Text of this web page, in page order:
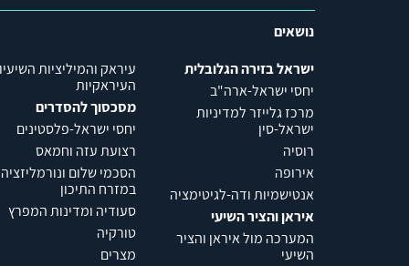
נושאים
ישראל בזירה הגלובלית
יחסי ישראל-ארה"ב
מרכז גלייזר למדיניות
ישראל-סין
רוסיה
אירופה
אנטישמיות ודה-לגיטימציה
איראן והציר השיעי
המערכה מול איראן והציר
השיעי
עיראק והמיליציות
העיראקיות
מסכסוך להסדרים
יחסי ישראל-פלסטינים
רצועת עזה וחמאס
הסכמי שלום ונורמליזציה
במזרח התיכון
סעודיה ומדינות המפרץ
טורקיה
מצרים